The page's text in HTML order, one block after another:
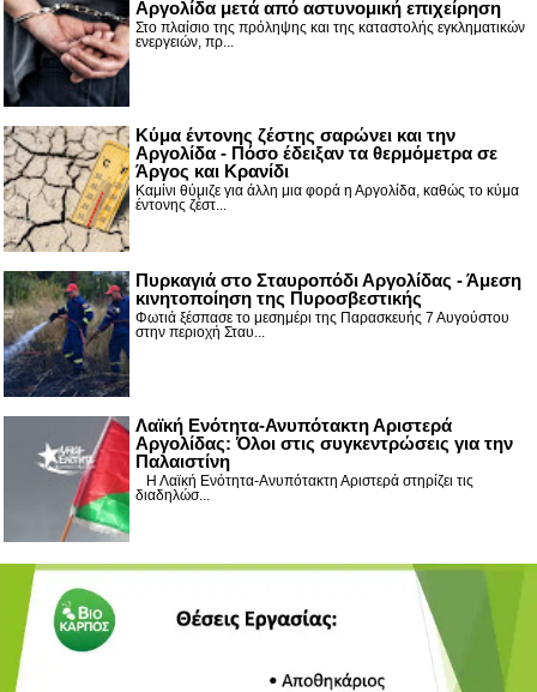
Αργολίδα μετά από αστυνομική επιχείρηση
Στο πλαίσιο της πρόληψης και της καταστολής εγκληματικών
ενεργειών, πρ...
Κύμα έντονης ζέστης σαρώνει και την
Αργολίδα - Πόσο έδειξαν τα θερμόμετρα σε
Άργος και Κρανίδι
Καμίνι θύμιζε για άλλη μια φορά η Αργολίδα, καθώς το κύμα
έντονης ζέστ...
Πυρκαγιά στο Σταυροπόδι Αργολίδας - Άμεση
κινητοποίηση της Πυροσβεστικής
Φωτιά ξέσπασε το μεσημέρι της Παρασκευής 7 Αυγούστου
στην περιοχή Σταυ...
Λαϊκή Ενότητα-Ανυπότακτη Αριστερά
Αργολίδας: Όλοι στις συγκεντρώσεις για την
Παλαιστίνη
Η Λαϊκή Ενότητα-Ανυπότακτη Αριστερά στηρίζει τις
διαδηλώσ...